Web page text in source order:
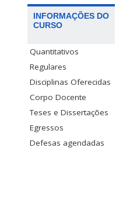
INFORMAÇÕES DO
CURSO
Quantitativos
Regulares
Disciplinas Oferecidas
Corpo Docente
Teses e Dissertações
Egressos
Defesas agendadas